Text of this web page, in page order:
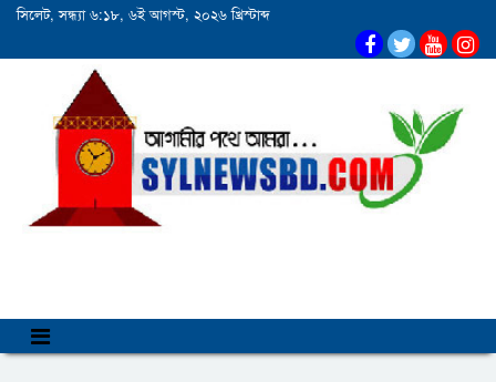
সিলেট, সন্ধ্যা ৬:১৮, ৬ই আগস্ট, ২০২৬ খ্রিস্টাব্দ